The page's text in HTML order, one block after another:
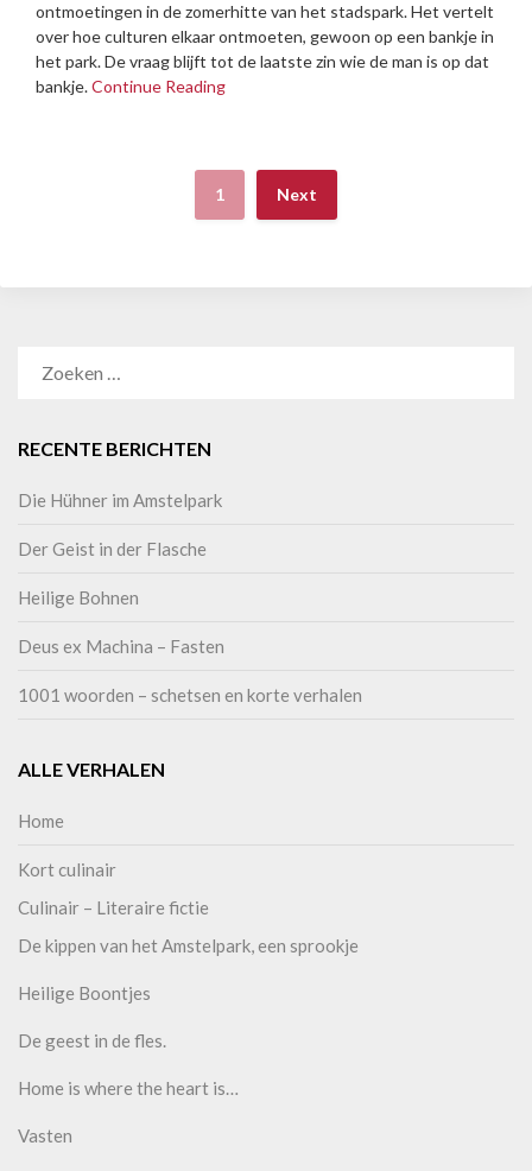
ontmoetingen in de zomerhitte van het stadspark. Het vertelt
over hoe culturen elkaar ontmoeten, gewoon op een bankje in
het park. De vraag blijft tot de laatste zin wie de man is op dat
bankje.Continue Reading
1 Next
RECENTE BERICHTEN
Die Hühner im Amstelpark
Der Geist in der Flasche
Heilige Bohnen
Deus ex Machina – Fasten
1001 woorden – schetsen en korte verhalen
ALLE VERHALEN
Home
Kort culinair
Culinair – Literaire fictie
De kippen van het Amstelpark, een sprookje
Heilige Boontjes
De geest in de fles.
Home is where the heart is…
Vasten